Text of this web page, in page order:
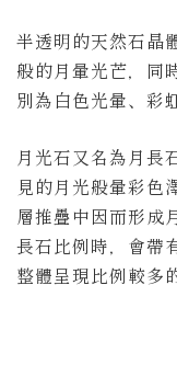
半透明的天然石晶
般的月暈光芒，同
別為白色光暈、彩
月光石又名為月長
見的月光般暈彩色
層推疊中因而形成
長石比例時，會帶
整體呈現比例較多